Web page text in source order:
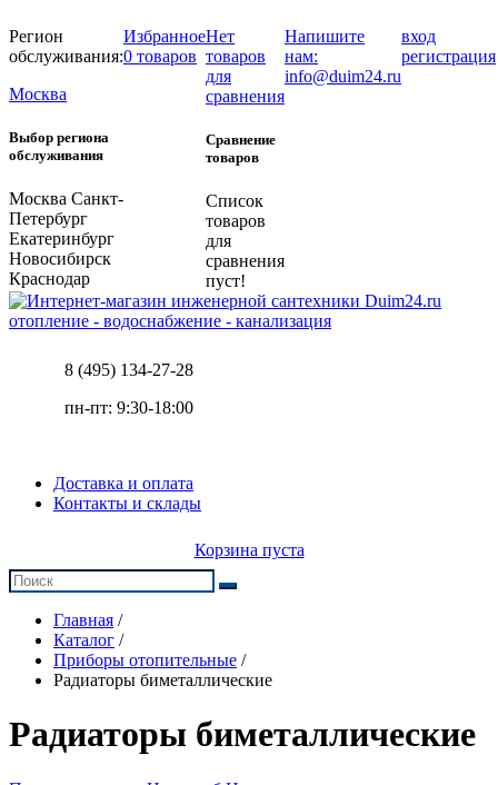
Регион
обслуживания:
Москва
Выбор региона
обслуживания
Москва Санкт-
Петербург
Екатеринбург
Новосибирск
Краснодар
Избранное
0 товаров
Нет
товаров
для
сравнения
Сравнение
товаров
Список
товаров
для
сравнения
пуст!
Напишите
нам:
info@duim24.ru
вход
регистрация
отопление - водоснабжение - канализация
8 (495) 134-27-28
пн-пт: 9:30-18:00
Доставка и оплата
Контакты и склады
Корзина пуста
Главная /
Каталог /
Приборы отопительные /
Радиаторы биметаллические
Радиаторы биметаллические